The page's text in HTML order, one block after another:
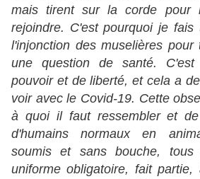
mais tirent sur la corde pour
rejoindre. C'est pourquoi je fais
l'injonction des muselières
une question de santé.
pouvoir et de liberté, et cela a
voir avec le Covid-19. Cette
à quoi il faut ressembler et
d'humains normaux en
soumis et sans bouche,
uniforme obligatoire, fait